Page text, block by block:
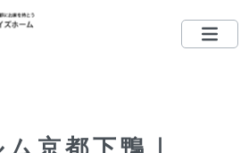
・祝日営業しています）
京都下鴨｜